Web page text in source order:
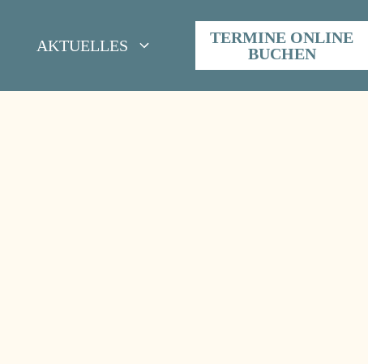
AKTUELLES
TERMINE ONLINE
BUCHEN